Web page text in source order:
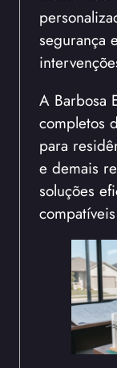
segurança
A Barbosa
completos
para
e demais
soluções